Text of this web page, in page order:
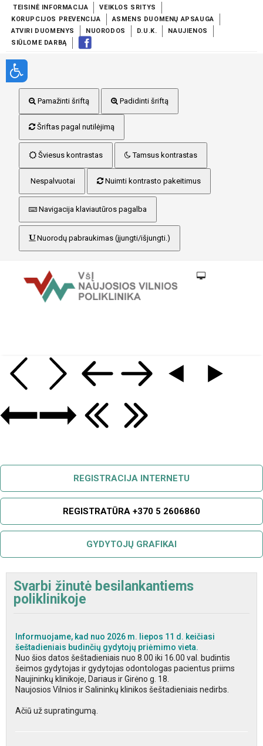
TEISINĖ INFORMACIJA
VEIKLOS SRITYS
KORUPCIJOS PREVENCIJA
ASMENS DUOMENŲ APSAUGA
ATVIRI DUOMENYS
NUORODOS D.U.K.
NAUJIENOS
SIŪLOME DARBĄ
Pamažinti šriftą Padidinti šriftą
Šriftas pagal nutilėjimą
Šviesus kontrastas Tamsus kontrastas
Nespalvuotai Nuimti kontrasto pakeitimus
Navigacija klaviautūros pagalba
Nuorodų pabraukimas (įjungti/išjungti.)
REGISTRACIJA INTERNETU
REGISTRATŪRA +370 5 2606860
GYDYTOJŲ GRAFIKAI
Svarbi žinutė besilankantiems
poliklinikoje
Informuojame, kad nuo 2026 m. liepos 11 d. keičiasi
šeštadieniais budinčių gydytojų priėmimo vieta.
Nuo šios datos šeštadieniais nuo 8.00 iki 16.00 val. budintis
šeimos gydytojas ir gydytojas odontologas pacientus priims
Naujininkų klinikoje, Dariaus ir Girėno g. 18.
Naujosios Vilnios ir Salininkų klinikos šeštadieniais nedirbs.
Ačiū už supratingumą.